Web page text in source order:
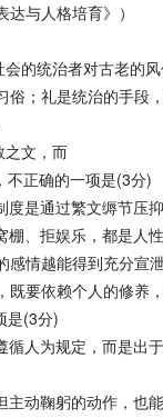
与人格培育》）
的统治者对古老的
；礼是统治的手段
文，而
正确的一项是(3分)
通过繁文缛节压抑
拒娱乐，都是人性
越能得到充分宣泄
依赖个人的修养，
(3分)
人为规定，而是出
动鞠躬的动作，也